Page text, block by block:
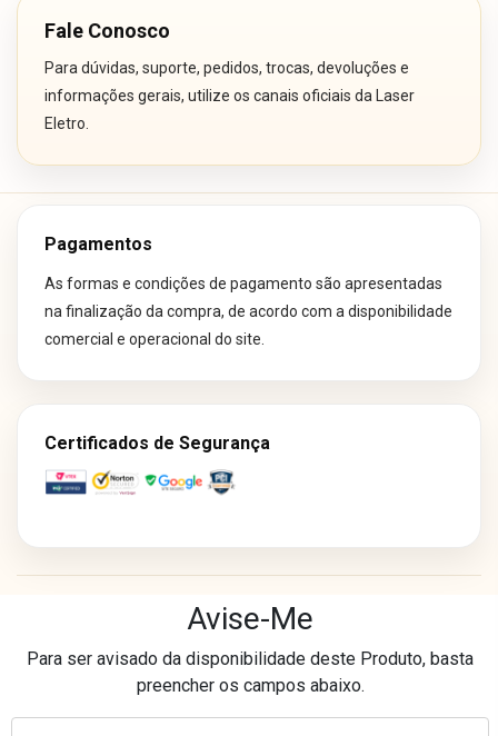
Avise-Me
Para ser avisado da disponibilidade deste Produto, basta
preencher os campos abaixo.
Fale Conosco
Para dúvidas, suporte, pedidos, trocas, devoluções e
informações gerais, utilize os canais oficiais da Laser
Eletro.
Pagamentos
As formas e condições de pagamento são apresentadas
na finalização da compra, de acordo com a disponibilidade
comercial e operacional do site.
Certificados de Segurança
Os preços e condições de pagamento divulgados em nosso site são
Essas condições podem não ser aplicáveis às lojas físicas, televendas
ou outros canais de comercialização.